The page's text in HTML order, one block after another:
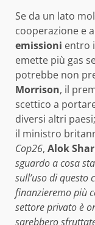
Se da un lato
cooperazione e
emissioni entro
emette più gas
potrebbe non
Morrison, il
scettico a
diversi altri
il ministro
Cop26, Alok
sguardo a cosa
sull’uso di questo
finanzieremo più
settore privato è
sarebbero